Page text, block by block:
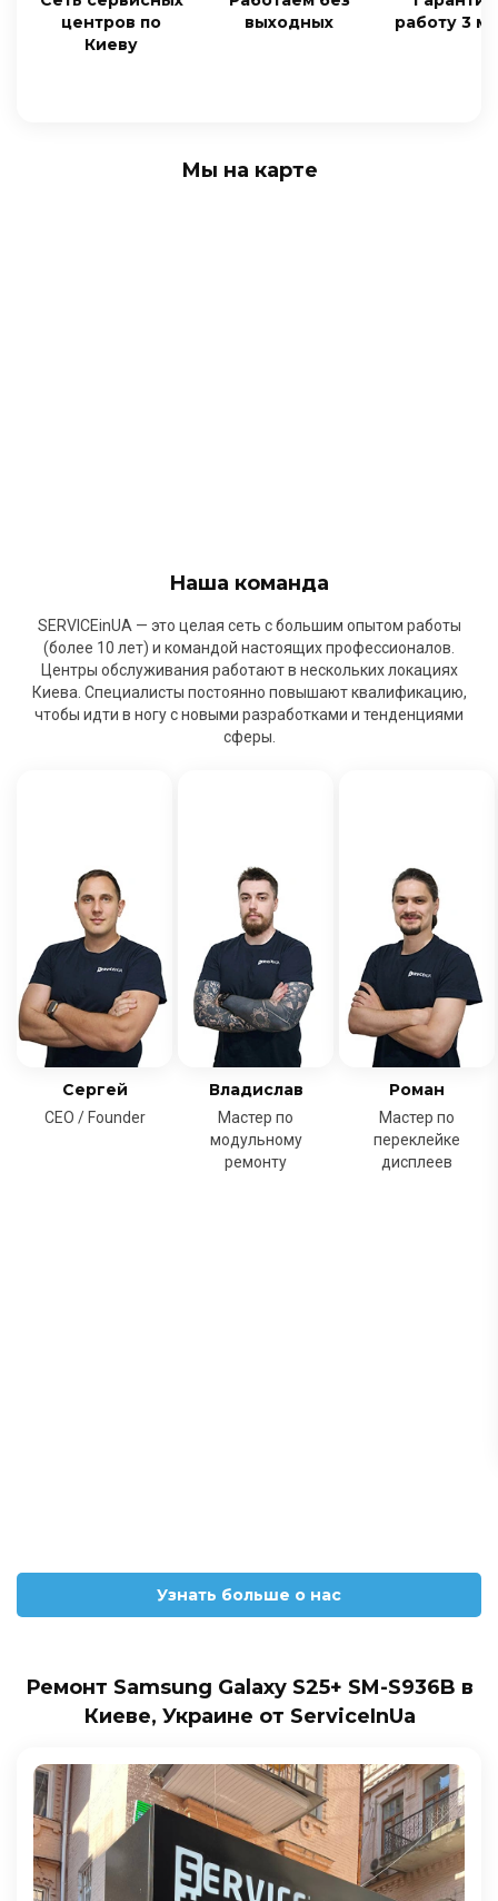
центров по
Киеву
выходных
работу 3
Мы на карте
Наша команда
SERVICEinUA — это целая сеть с большим опытом работы
(более 10 лет) и командой настоящих профессионалов.
Центры обслуживания работают в нескольких локациях
Киева. Специалисты постоянно повышают квалификацию,
чтобы идти в ногу с новыми разработками и тенденциями
сферы.
Сергей
CEO / Founder
Владислав
Мастер по
модульному
ремонту
Роман
Мастер по
переклейке
дисплеев
Узнать больше о нас
Ремонт Samsung Galaxy S25+ SM-S936B в
Киеве, Украине от ServiceInUa